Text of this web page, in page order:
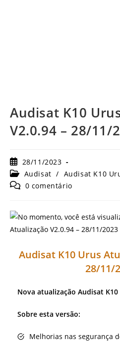
Audisat K10
V2.0.94 – 28/11/
Post
publicado:
28/11/2023
Categoria
do
post:
Audisat / Audisat K10
Comentários
0 comentário
Audisat K10 Urus
28/11/
Nova atualização Audisat K10
Sobre esta versão:
Melhorias nas segurança